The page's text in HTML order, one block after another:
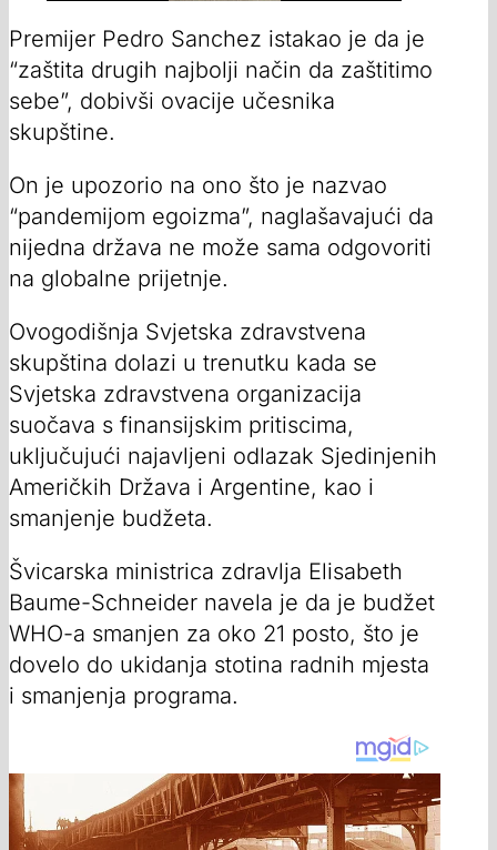
Premijer Pedro Sanchez istakao je da je
“zaštita drugih najbolji način da zaštitimo
sebe”, dobivši ovacije učesnika
skupštine.
On je upozorio na ono što je nazvao
“pandemijom egoizma”, naglašavajući da
nijedna država ne može sama odgovoriti
na globalne prijetnje.
Ovogodišnja Svjetska zdravstvena
skupština dolazi u trenutku kada se
Svjetska zdravstvena organizacija
suočava s finansijskim pritiscima,
uključujući najavljeni odlazak Sjedinjenih
Američkih Država i Argentine, kao i
smanjenje budžeta.
Švicarska ministrica zdravlja Elisabeth
Baume-Schneider navela je da je budžet
WHO-a smanjen za oko 21 posto, što je
dovelo do ukidanja stotina radnih mjesta
i smanjenja programa.